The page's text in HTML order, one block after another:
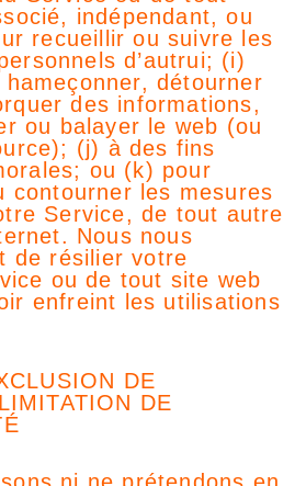
indépendant, ou
recueillir ou suivre les
d’autrui; (i)
détourner
des informations,
ou balayer le web (ou
(j) à des fins
ou (k) pour
contourner les mesures
Service, de tout autre
Nous nous
de résilier votre
ou de tout site web
enfreint les utilisations
DE
DE